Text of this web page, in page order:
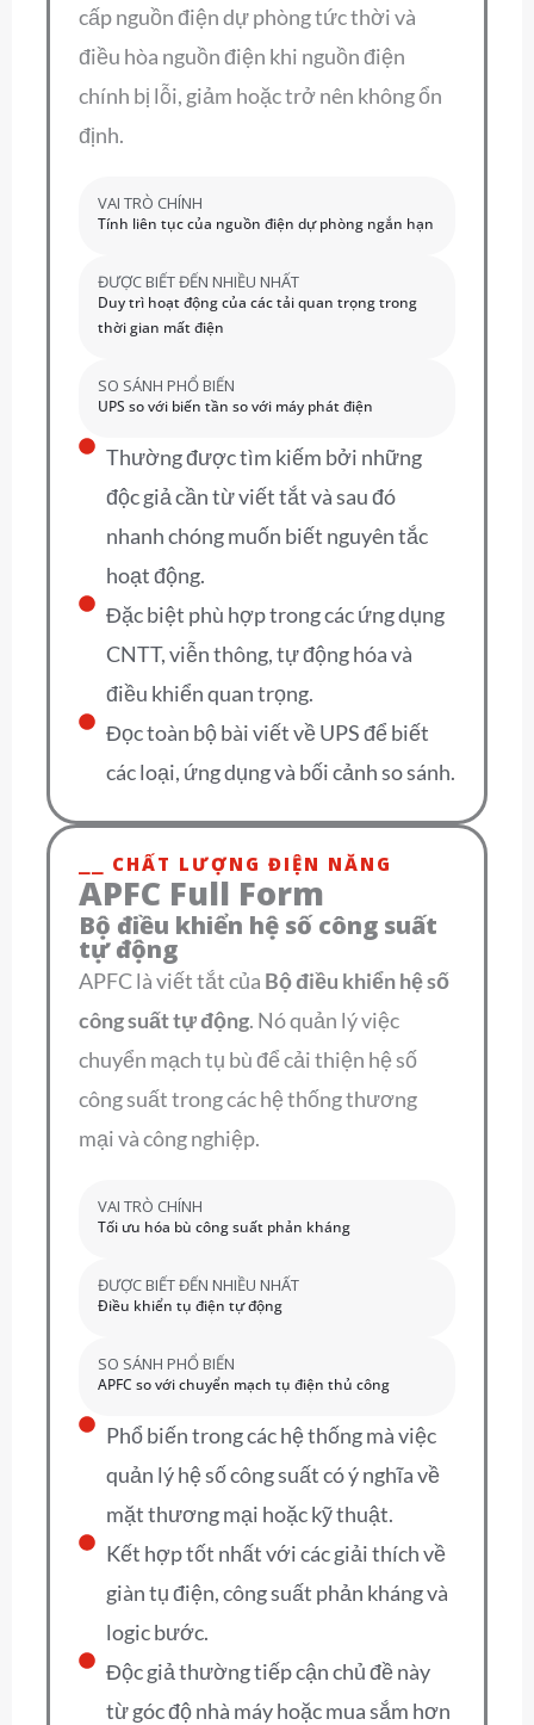
cấp nguồn điện dự phòng tức thời và
điều hòa nguồn điện khi nguồn điện
chính bị lỗi, giảm hoặc trở nên không ổn
định.
VAI TRÒ CHÍNH
Tính liên tục của nguồn điện dự phòng ngắn hạn
ĐƯỢC BIẾT ĐẾN NHIỀU NHẤT
Duy trì hoạt động của các tải quan trọng trong
thời gian mất điện
SO SÁNH PHỔ BIẾN
UPS so với biến tần so với máy phát điện
Thường được tìm kiếm bởi những
độc giả cần từ viết tắt và sau đó
nhanh chóng muốn biết nguyên tắc
hoạt động.
Đặc biệt phù hợp trong các ứng dụng
CNTT, viễn thông, tự động hóa và
điều khiển quan trọng.
Đọc toàn bộ bài viết về UPS để biết
các loại, ứng dụng và bối cảnh so sánh.
⎯⎯ CHẤT LƯỢNG ĐIỆN NĂNG
APFC Full Form
Bộ điều khiển hệ số công suất
tự động
APFC là viết tắt của Bộ điều khiển hệ số
công suất tự động. Nó quản lý việc
chuyển mạch tụ bù để cải thiện hệ số
công suất trong các hệ thống thương
mại và công nghiệp.
VAI TRÒ CHÍNH
Tối ưu hóa bù công suất phản kháng
ĐƯỢC BIẾT ĐẾN NHIỀU NHẤT
Điều khiển tụ điện tự động
SO SÁNH PHỔ BIẾN
APFC so với chuyển mạch tụ điện thủ công
Phổ biến trong các hệ thống mà việc
quản lý hệ số công suất có ý nghĩa về
mặt thương mại hoặc kỹ thuật.
Kết hợp tốt nhất với các giải thích về
giàn tụ điện, công suất phản kháng và
logic bước.
Độc giả thường tiếp cận chủ đề này
từ góc độ nhà máy hoặc mua sắm hơn